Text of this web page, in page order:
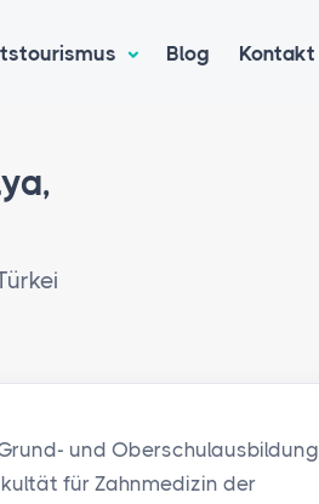
Blog Kontakt
und Oberschulausbildung
für Zahnmedizin der